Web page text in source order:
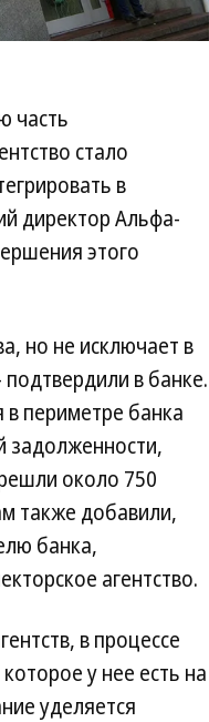
часть
стало
в
директор Альфа-
этого
но не исключает в
в банке.
в периметре банка
задолженности,
около 750
также добавили,
банка,
агентство.
в процессе
у нее есть на
уделяется